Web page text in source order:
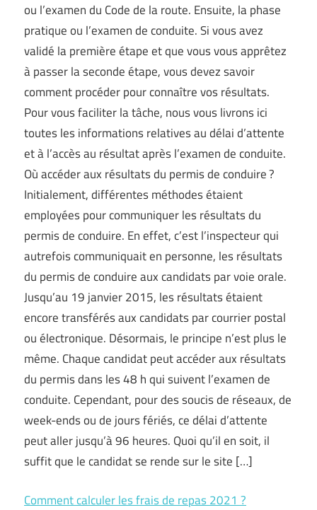
ou l’examen du Code de la route. Ensuite, la phase
pratique ou l’examen de conduite. Si vous avez
validé la première étape et que vous vous apprêtez
à passer la seconde étape, vous devez savoir
comment procéder pour connaître vos résultats.
Pour vous faciliter la tâche, nous vous livrons ici
toutes les informations relatives au délai d’attente
et à l’accès au résultat après l’examen de conduite.
Où accéder aux résultats du permis de conduire ?
Initialement, différentes méthodes étaient
employées pour communiquer les résultats du
permis de conduire. En effet, c’est l’inspecteur qui
autrefois communiquait en personne, les résultats
du permis de conduire aux candidats par voie orale.
Jusqu’au 19 janvier 2015, les résultats étaient
encore transférés aux candidats par courrier postal
ou électronique. Désormais, le principe n’est plus le
même. Chaque candidat peut accéder aux résultats
du permis dans les 48 h qui suivent l’examen de
conduite. Cependant, pour des soucis de réseaux, de
week-ends ou de jours fériés, ce délai d’attente
peut aller jusqu’à 96 heures. Quoi qu’il en soit, il
suffit que le candidat se rende sur le site […]
Comment calculer les frais de repas 2021 ?